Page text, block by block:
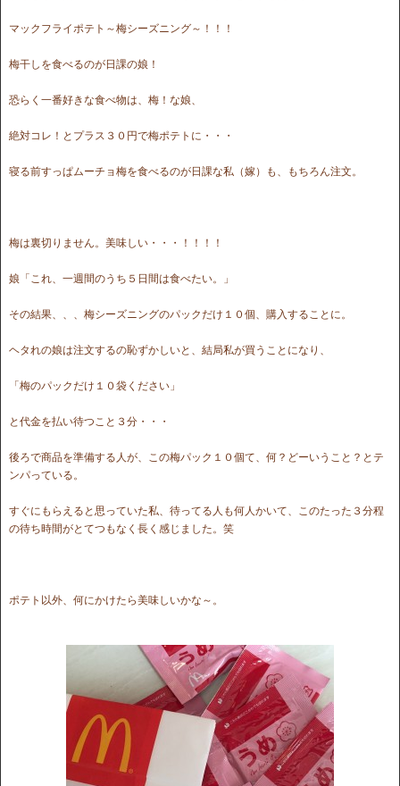
マックフライポテト～梅シーズニング～！！！
梅干しを食べるのが日課の娘！
恐らく一番好きな食べ物は、梅！な娘、
絶対コレ！とプラス３０円で梅ポテトに・・・
寝る前すっぱムーチョ梅を食べるのが日課な私（嫁）も、もちろん注文。
梅は裏切りません。美味しい・・・！！！！
娘「これ、一週間のうち５日間は食べたい。」
その結果、、、梅シーズニングのパックだけ１０個、購入することに。
ヘタれの娘は注文するの恥ずかしいと、結局私が買うことになり、
「梅のパックだけ１０袋ください」
と代金を払い待つこと３分・・・
後ろで商品を準備する人が、この梅パック１０個て、何？どーいうこと？とテ
ンパっている。
すぐにもらえると思っていた私、待ってる人も何人かいて、このたった３分程
の待ち時間がとてつもなく長く感じました。笑
ポテト以外、何にかけたら美味しいかな～。